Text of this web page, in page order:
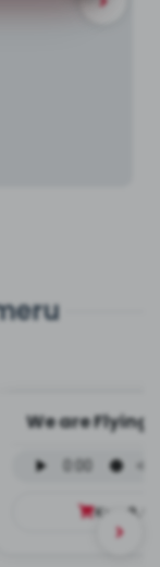
We are Flying
Kup 9.99